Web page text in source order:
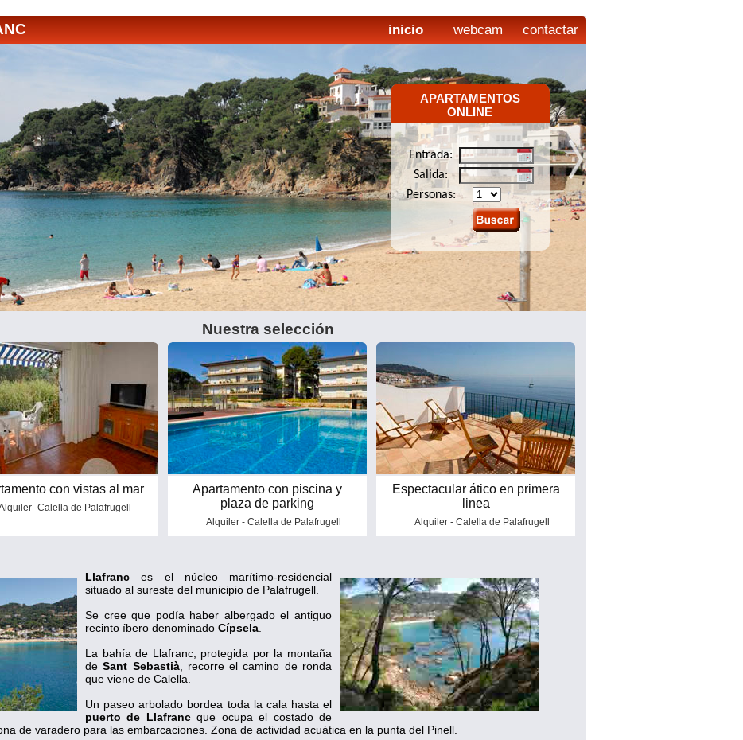
inicio webcam contactar
APARTAMENTOS
ONLINE
Entrada:
Salida:
Personas:
Nuestra selección
con vistas al mar
Calella de Palafrugell
Apartamento con piscina y
plaza de parking
Alquiler - Calella de Palafrugell
Espectacular ático en primera
linea
Alquiler - Calella de Palafrugell
Llafranc es el núcleo marítimo-residencial
situado al sureste del municipio de Palafrugell.
Se cree que podía haber albergado el antiguo
recinto íbero denominado Cípsela
La bahía de Llafranc, protegida por la montaña
de Sant Sebastià, recorre el camino de ronda
que viene de Calella.
Un paseo arbolado bordea toda la cala hasta el
puerto de Llafrancque ocupa el costado de
de varadero para las embarcaciones. Zona de actividad acuática en la punta del Pinell.